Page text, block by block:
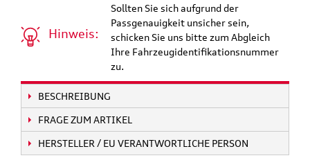
Hinweis:
Sollten Sie sich aufgrund der
Passgenauigkeit unsicher sein,
schicken Sie uns bitte zum Abgleich
Ihre Fahrzeugidentifikationsnummer
zu.
BESCHREIBUNG
FRAGE ZUM ARTIKEL
HERSTELLER / EU VERANTWORTLICHE PERSON